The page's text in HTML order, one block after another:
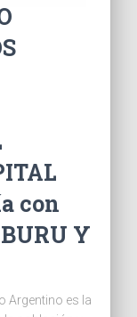
con
Y
Argentino es la